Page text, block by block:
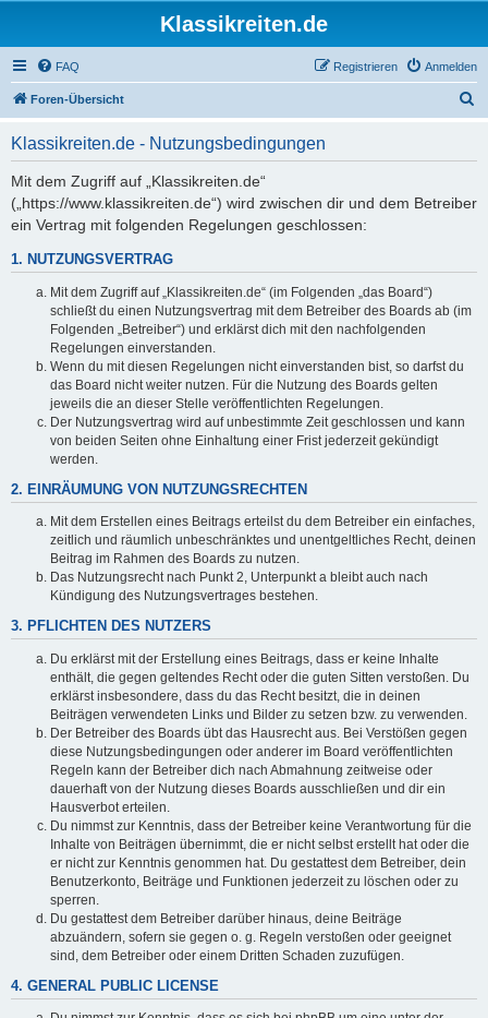
Klassikreiten.de
FAQ Anmelden
Registrieren
Foren-Übersicht
e
Klassikreiten.de - Nutzungsbedingungen
Mit dem Zugriff auf „Klassikreiten.de“
(„https://www.klassikreiten.de“) wird zwischen dir und dem Betreiber
ein Vertrag mit folgenden Regelungen geschlossen:
1. NUTZUNGSVERTRAG
Mit dem Zugriff auf „Klassikreiten.de“ (im Folgenden „das Board“)
schließt du einen Nutzungsvertrag mit dem Betreiber des Boards ab (im
Folgenden „Betreiber“) und erklärst dich mit den nachfolgenden
Regelungen einverstanden.
Wenn du mit diesen Regelungen nicht einverstanden bist, so darfst du
das Board nicht weiter nutzen. Für die Nutzung des Boards gelten
jeweils die an dieser Stelle veröffentlichten Regelungen.
Der Nutzungsvertrag wird auf unbestimmte Zeit geschlossen und kann
von beiden Seiten ohne Einhaltung einer Frist jederzeit gekündigt
werden.
2. EINRÄUMUNG VON NUTZUNGSRECHTEN
Mit dem Erstellen eines Beitrags erteilst du dem Betreiber ein einfaches,
zeitlich und räumlich unbeschränktes und unentgeltliches Recht, deinen
Beitrag im Rahmen des Boards zu nutzen.
Das Nutzungsrecht nach Punkt 2, Unterpunkt a bleibt auch nach
Kündigung des Nutzungsvertrages bestehen.
3. PFLICHTEN DES NUTZERS
Du erklärst mit der Erstellung eines Beitrags, dass er keine Inhalte
enthält, die gegen geltendes Recht oder die guten Sitten verstoßen. Du
erklärst insbesondere, dass du das Recht besitzt, die in deinen
Beiträgen verwendeten Links und Bilder zu setzen bzw. zu verwenden.
Der Betreiber des Boards übt das Hausrecht aus. Bei Verstößen gegen
diese Nutzungsbedingungen oder anderer im Board veröffentlichten
Regeln kann der Betreiber dich nach Abmahnung zeitweise oder
dauerhaft von der Nutzung dieses Boards ausschließen und dir ein
Hausverbot erteilen.
Du nimmst zur Kenntnis, dass der Betreiber keine Verantwortung für die
Inhalte von Beiträgen übernimmt, die er nicht selbst erstellt hat oder die
er nicht zur Kenntnis genommen hat. Du gestattest dem Betreiber, dein
Benutzerkonto, Beiträge und Funktionen jederzeit zu löschen oder zu
sperren.
Du gestattest dem Betreiber darüber hinaus, deine Beiträge
abzuändern, sofern sie gegen o. g. Regeln verstoßen oder geeignet
sind, dem Betreiber oder einem Dritten Schaden zuzufügen.
4. GENERAL PUBLIC LICENSE